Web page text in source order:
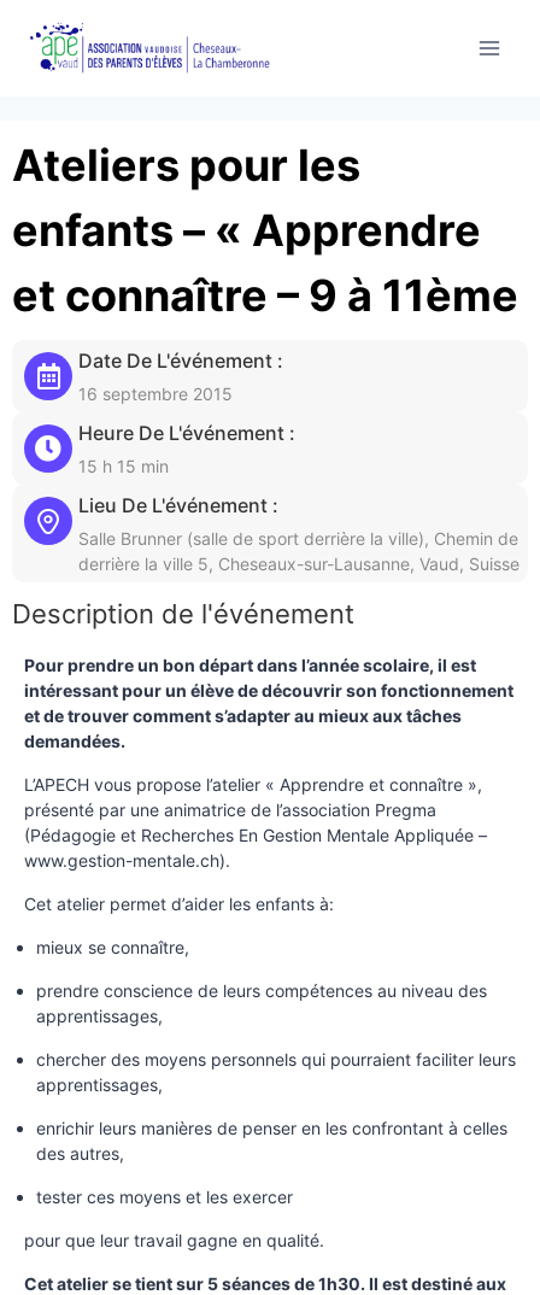
Ateliers pour les
enfants – « Apprendre
et connaître – 9 à 11ème
Date De L'événement :
16 septembre 2015
Heure De L'événement :
15 h 15 min
Lieu De L'événement :
Salle Brunner (salle de sport derrière la ville), Chemin de
derrière la ville 5, Cheseaux-sur-Lausanne, Vaud, Suisse
Description de l'événement
Pour prendre un bon départ dans l’année scolaire, il est
intéressant pour un élève de découvrir son fonctionnement
et de trouver comment s’adapter au mieux aux tâches
demandées.
L’APECH vous propose l’atelier « Apprendre et connaître »,
présenté par une animatrice de l’association Pregma
(Pédagogie et Recherches En Gestion Mentale Appliquée –
www.gestion-mentale.ch).
Cet atelier permet d’aider les enfants à:
mieux se connaître,
prendre conscience de leurs compétences au niveau des
apprentissages,
chercher des moyens personnels qui pourraient faciliter leurs
apprentissages,
enrichir leurs manières de penser en les confrontant à celles
des autres,
tester ces moyens et les exercer
pour que leur travail gagne en qualité.
Cet atelier se tient sur 5 séances de 1h30. Il est destiné aux